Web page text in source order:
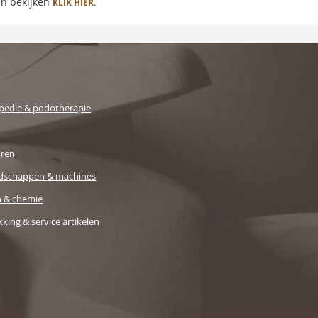
KLIK HIER.
& podotherapie
& machines
& chemie
& service artikelen